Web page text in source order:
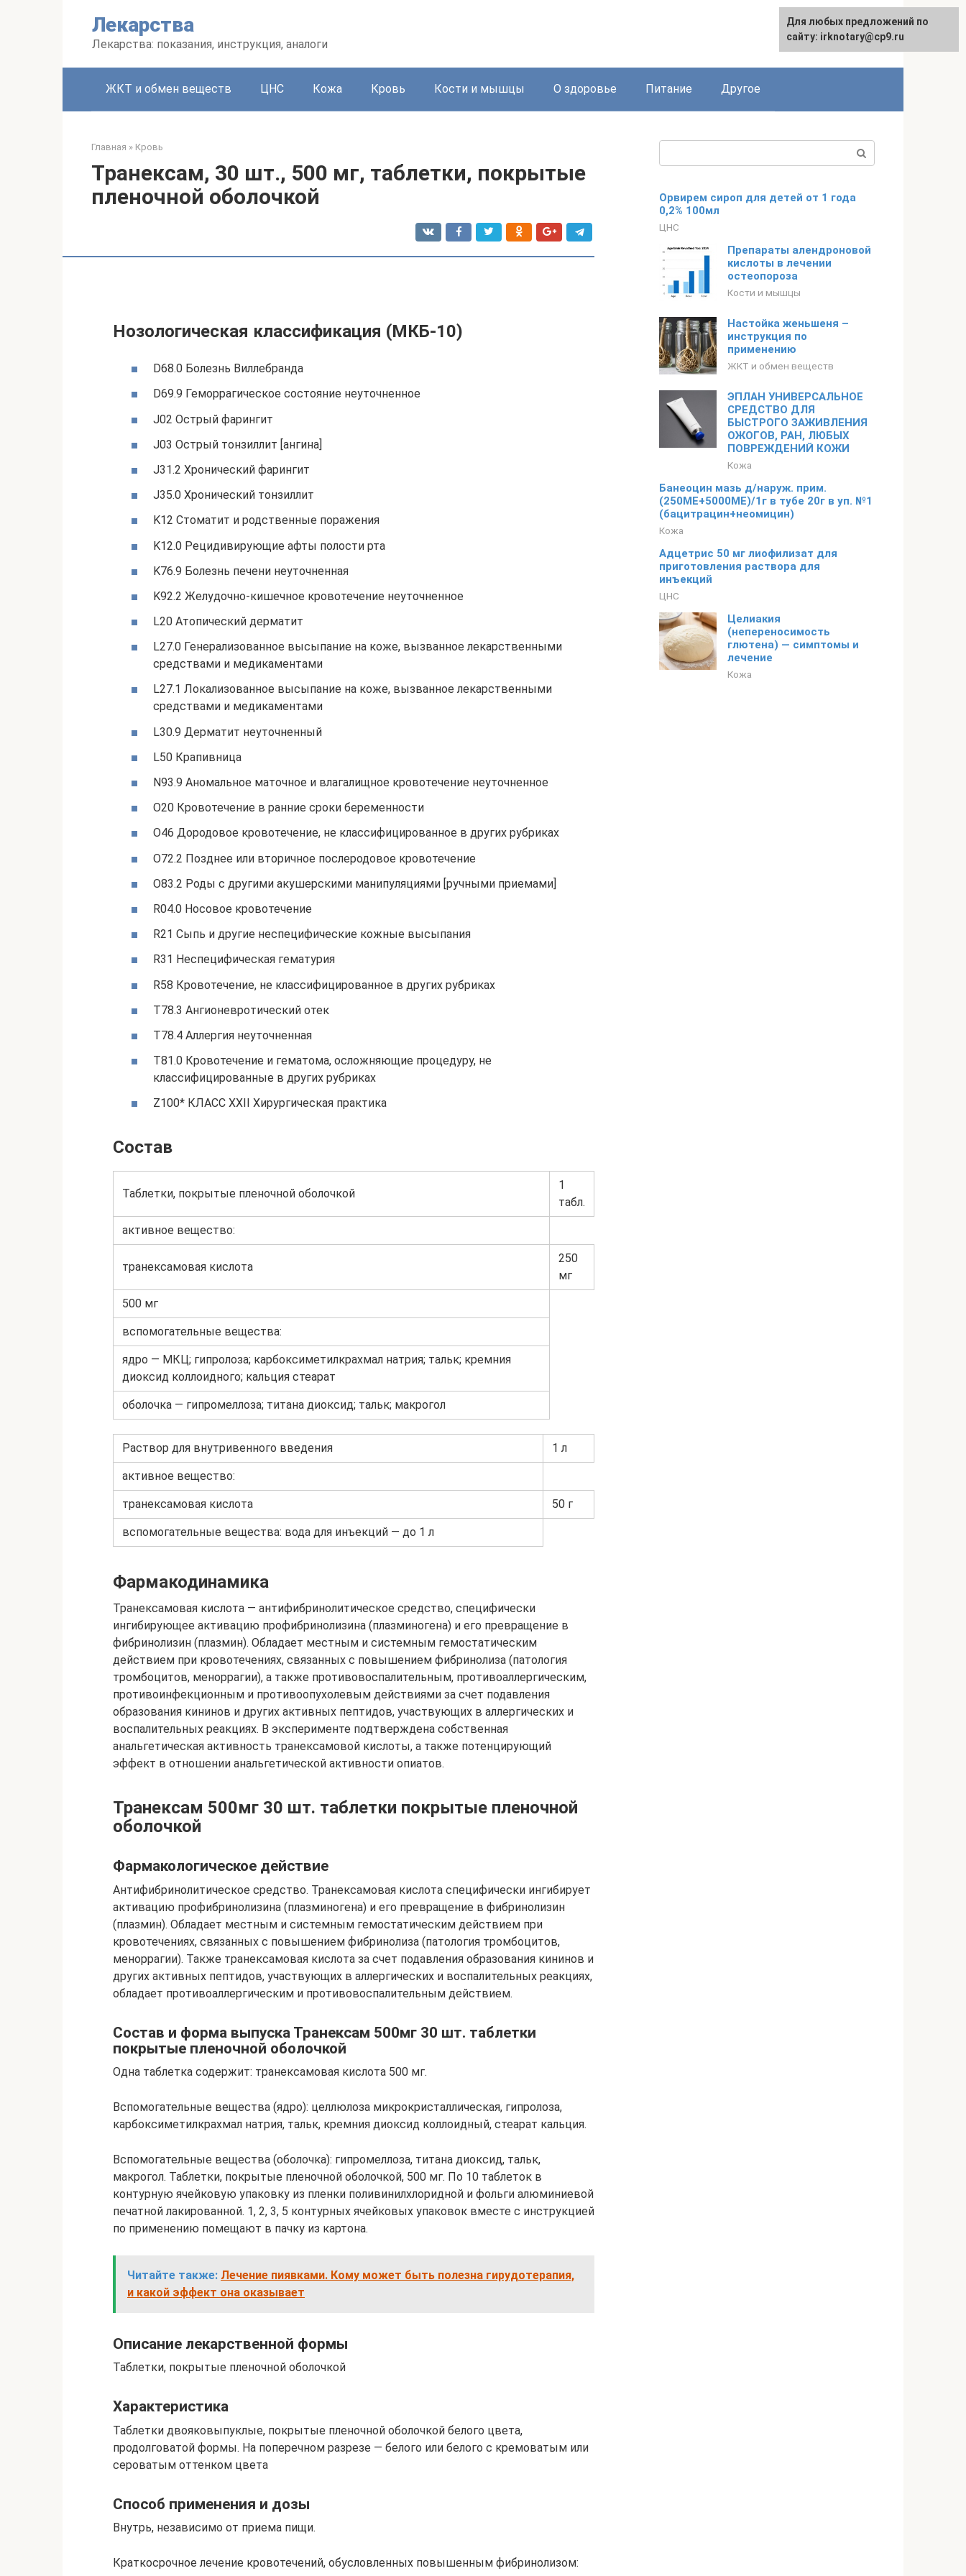
Лекарства
Лекарства: показания, инструкция, аналоги
ЖКТ и обмен веществ ЦНС Кожа Кровь Кости и мышцы О здоровье Питание Другое
Главная » Кровь
Транексам, 30 шт., 500 мг, таблетки, покрытые
пленочной оболочкой
Нозологическая классификация (МКБ-10)
D68.0 Болезнь Виллебранда
D69.9 Геморрагическое состояние неуточненное
J02 Острый фарингит
J03 Острый тонзиллит [ангина]
J31.2 Хронический фарингит
J35.0 Хронический тонзиллит
K12 Стоматит и родственные поражения
K12.0 Рецидивирующие афты полости рта
K76.9 Болезнь печени неуточненная
K92.2 Желудочно-кишечное кровотечение неуточненное
L20 Атопический дерматит
L27.0 Генерализованное высыпание на коже, вызванное лекарственными
средствами и медикаментами
L27.1 Локализованное высыпание на коже, вызванное лекарственными
средствами и медикаментами
L30.9 Дерматит неуточненный
L50 Крапивница
N93.9 Аномальное маточное и влагалищное кровотечение неуточненное
O20 Кровотечение в ранние сроки беременности
O46 Дородовое кровотечение, не классифицированное в других рубриках
O72.2 Позднее или вторичное послеродовое кровотечение
O83.2 Роды с другими акушерскими манипуляциями [ручными приемами]
R04.0 Носовое кровотечение
R21 Сыпь и другие неспецифические кожные высыпания
R31 Неспецифическая гематурия
R58 Кровотечение, не классифицированное в других рубриках
T78.3 Ангионевротический отек
T78.4 Аллергия неуточненная
T81.0 Кровотечение и гематома, осложняющие процедуру, не
классифицированные в других рубриках
Z100* КЛАСС XXII Хирургическая практика
Состав
Таблетки, покрытые пленочной оболочкой
1
табл.
активное вещество:
транексамовая кислота
250
мг
500 мг
вспомогательные вещества:
ядро — МКЦ; гипролоза; карбоксиметилкрахмал натрия; тальк; кремния
диоксид коллоидного; кальция стеарат
оболочка — гипромеллоза; титана диоксид; тальк; макрогол
Раствор для внутривенного введения 1 л
активное вещество:
транексамовая кислота 50 г
вспомогательные вещества: вода для инъекций — до 1 л
Фармакодинамика
Транексамовая кислота — антифибринолитическое средство, специфически
ингибирующее активацию профибринолизина (плазминогена) и его превращение в
фибринолизин (плазмин). Обладает местным и системным гемостатическим
действием при кровотечениях, связанных с повышением фибринолиза (патология
тромбоцитов, меноррагии), а также противовоспалительным, противоаллергическим,
противоинфекционным и противоопухолевым действиями за счет подавления
образования кининов и других активных пептидов, участвующих в аллергических и
воспалительных реакциях. В эксперименте подтверждена собственная
анальгетическая активность транексамовой кислоты, а также потенцирующий
эффект в отношении анальгетической активности опиатов.
Транексам 500мг 30 шт. таблетки покрытые пленочной
оболочкой
Фармакологическое действие
Антифибринолитическое средство. Транексамовая кислота специфически ингибирует
активацию профибринолизина (плазминогена) и его превращение в фибринолизин
(плазмин). Обладает местным и системным гемостатическим действием при
кровотечениях, связанных с повышением фибринолиза (патология тромбоцитов,
меноррагии). Также транексамовая кислота за счет подавления образования кининов и
других активных пептидов, участвующих в аллергических и воспалительных реакциях,
обладает противоаллергическим и противовоспалительным действием.
Состав и форма выпуска Транексам 500мг 30 шт. таблетки
покрытые пленочной оболочкой
Одна таблетка содержит: транексамовая кислота 500 мг.
Вспомогательные вещества (ядро): целлюлоза микрокристаллическая, гипролоза,
карбоксиметилкрахмал натрия, тальк, кремния диоксид коллоидный, стеарат кальция.
Вспомогательные вещества (оболочка): гипромеллоза, титана диоксид, тальк,
макрогол. Таблетки, покрытые пленочной оболочкой, 500 мг. По 10 таблеток в
контурную ячейковую упаковку из пленки поливинилхлоридной и фольги алюминиевой
печатной лакированной. 1, 2, 3, 5 контурных ячейковых упаковок вместе с инструкцией
по применению помещают в пачку из картона.
Читайте также: Лечение пиявками. Кому может быть полезна гирудотерапия,
и какой эффект она оказывает
Описание лекарственной формы
Таблетки, покрытые пленочной оболочкой
Характеристика
Таблетки двояковыпуклые, покрытые пленочной оболочкой белого цвета,
продолговатой формы. На поперечном разрезе — белого или белого с кремоватым или
сероватым оттенком цвета
Способ применения и дозы
Внутрь, независимо от приема пищи.
Краткосрочное лечение кровотечений, обусловленных повышенным фибринолизом:
Орвирем сироп для детей от 1 года
0,2% 100мл
ЦНС
Препараты алендроновой
кислоты в лечении
остеопороза
Кости и мышцы
Настойка женьшеня –
инструкция по
применению
ЖКТ и обмен веществ
ЭПЛАН УНИВЕРСАЛЬНОЕ
СРЕДСТВО ДЛЯ
БЫСТРОГО ЗАЖИВЛЕНИЯ
ОЖОГОВ, РАН, ЛЮБЫХ
ПОВРЕЖДЕНИЙ КОЖИ
Кожа
Банеоцин мазь д/наруж. прим.
(250МЕ+5000МЕ)/1г в тубе 20г в уп. №1
(бацитрацин+неомицин)
Кожа
Адцетрис 50 мг лиофилизат для
приготовления раствора для
инъекций
ЦНС
Целиакия
(непереносимость
глютена) — симптомы и
лечение
Кожа
Для любых предложений по
сайту: irknotary@cp9.ru